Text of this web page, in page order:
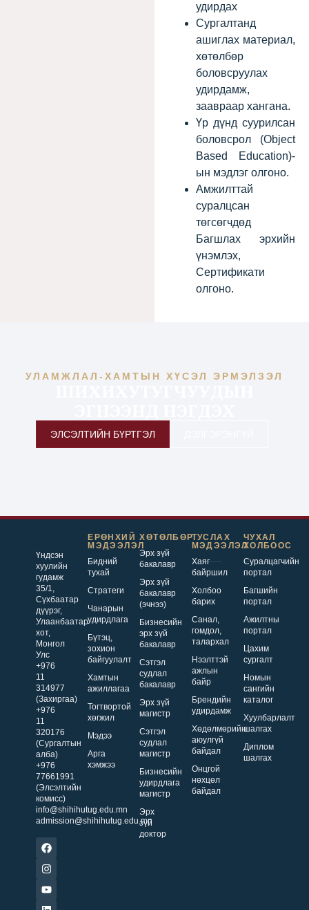
удирдах
Сургалтанд
ашиглах материал,
хөтөлбөр
боловсруулах
удирдамж,
заавраар хангана.
Үр дүнд суурилсан
боловсрол (Object
Based Education)-
ын мэдлэг олгоно.
Амжилттай
суралцсан
төгсөгчдөд
Багшлах эрхийн
үнэмлэх,
Сертификати
олгоно.
УЛАМЖЛАЛ-ХАМТЫН ХҮСЭЛ ЭРМЭЛЗЭЛ
ЭЛСЭЛТИЙН БҮРТГЭЛ
Үндсэн
хуулийн
гудамж
35/1,
Сүхбаатар
дүүрэг,
Улаанбаатар
хот,
Монгол
Улс
+976
11
314977
(Захиргаа)
+976
11
320176
(Сургалтын
алба)
+976
77661991
(Элсэлтийн
комисс)
info@shihihutug.edu.mn
admission@shihihutug.edu.mn
ЕРӨНХИЙ
МЭДЭЭЛЭЛ
Бидний
тухай
Стратеги
Чанарын
удирдлага
Бүтэц,
зохион
байгуулалт
Хамтын
ажиллагаа
Тогтвортой
хөгжил
Мэдээ
Арга
хэмжээ
ХӨТӨЛБӨР
Эрх зүй
бакалавр
Эрх зүй
бакалавр
(эчнээ)
Бизнесийн
эрх зүй
бакалавр
Сэтгэл
судлал
бакалавр
Эрх зүй
магистр
Сэтгэл
судлал
магистр
Бизнесийн
удирдлага
магистр
Эрх
зүй
доктор
ТУСЛАХ
МЭДЭЭЛЭЛ
Хаяг
байршил
Холбоо
барих
Санал,
гомдол,
талархал
Нээлттэй
ажлын
байр
Брендийн
удирдамж
Хөдөлмөрийн
аюулгүй
байдал
Онцгой
нөхцөл
байдал
ЧУХАЛ
ХОЛБООС
Суралцагчийн
портал
Багшийн
портал
Ажилтны
портал
Цахим
сургалт
Номын
сангийн
каталог
Хуулбарлалт
шалгах
Диплом
шалгах